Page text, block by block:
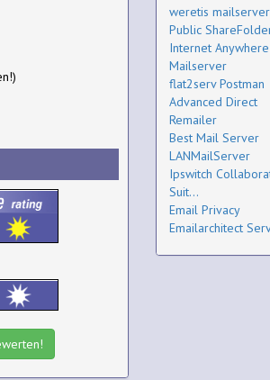
weretis mailserver
Public
Internet Anywhere
Mailserver
flat2serv Postman
Advanced Direct
Remailer
Best Mail Server
LANMailServer
Ipswitch
Suit...
Email Privacy
Emailarchitect